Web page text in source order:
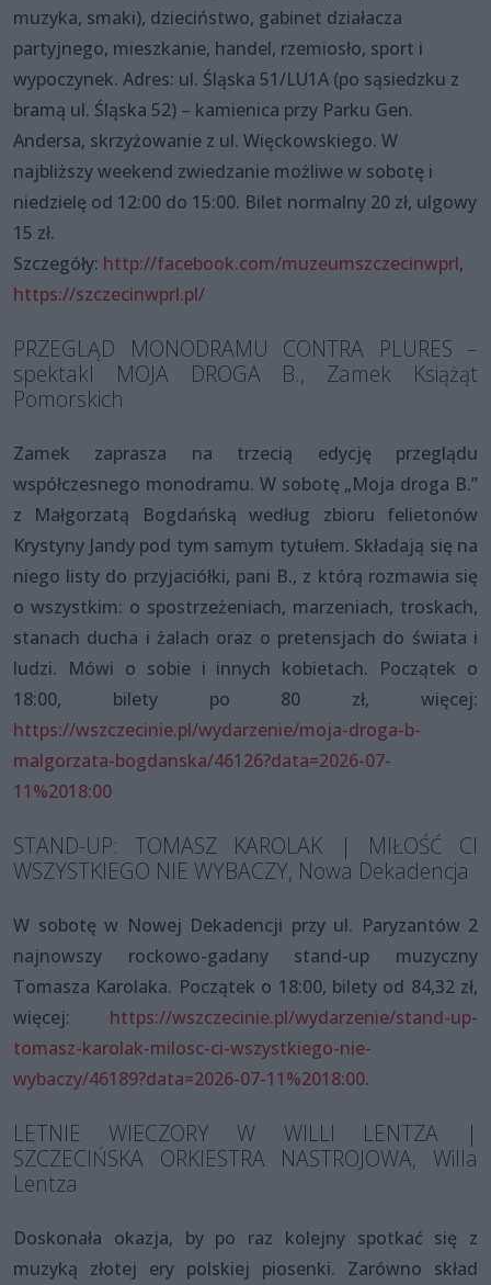
muzyka, smaki), dzieciństwo, gabinet działacza
partyjnego, mieszkanie, handel, rzemiosło, sport i
wypoczynek. Adres: ul. Śląska 51/LU1A (po sąsiedzku z
bramą ul. Śląska 52) – kamienica przy Parku Gen.
Andersa, skrzyżowanie z ul. Więckowskiego. W
najbliższy weekend zwiedzanie możliwe w sobotę i
niedzielę od 12:00 do 15:00. Bilet normalny 20 zł, ulgowy
15 zł.
Szczegóły: http://facebook.com/muzeumszczecinwprl,
https://szczecinwprl.pl/
PRZEGLĄD MONODRAMU CONTRA PLURES –
spektakl MOJA DROGA B., Zamek Książąt
Pomorskich
Zamek zaprasza na trzecią edycję przeglądu
współczesnego monodramu. W sobotę „Moja droga B.”
z Małgorzatą Bogdańską według zbioru felietonów
Krystyny Jandy pod tym samym tytułem. Składają się na
niego listy do przyjaciółki, pani B., z którą rozmawia się
o wszystkim: o spostrzeżeniach, marzeniach, troskach,
stanach ducha i żalach oraz o pretensjach do świata i
ludzi. Mówi o sobie i innych kobietach. Początek o
18:00, bilety po 80 zł, więcej:
https://wszczecinie.pl/wydarzenie/moja-droga-b-
malgorzata-bogdanska/46126?data=2026-07-
11%2018:00
STAND-UP: TOMASZ KAROLAK | MIŁOŚĆ CI
WSZYSTKIEGO NIE WYBACZY, Nowa Dekadencja
W sobotę w Nowej Dekadencji przy ul. Paryzantów 2
najnowszy rockowo-gadany stand-up muzyczny
Tomasza Karolaka. Początek o 18:00, bilety od 84,32 zł,
więcej: https://wszczecinie.pl/wydarzenie/stand-up-
tomasz-karolak-milosc-ci-wszystkiego-nie-
wybaczy/46189?data=2026-07-11%2018:00.
LETNIE WIECZORY W WILLI LENTZA |
SZCZECIŃSKA ORKIESTRA NASTROJOWA, Willa
Lentza
Doskonała okazja, by po raz kolejny spotkać się z
muzyką złotej ery polskiej piosenki. Zarówno skład